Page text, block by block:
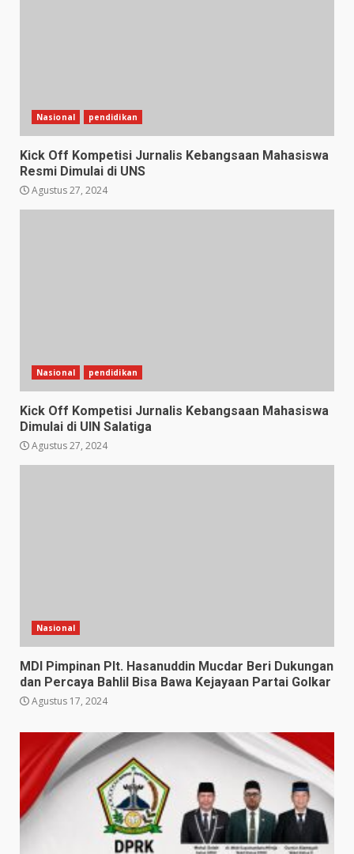
Nasional pendidikan
Kick Off Kompetisi Jurnalis Kebangsaan Mahasiswa
Resmi Dimulai di UNS
Agustus 27, 2024
Nasional pendidikan
Kick Off Kompetisi Jurnalis Kebangsaan Mahasiswa
Dimulai di UIN Salatiga
Agustus 27, 2024
Nasional
MDI Pimpinan Plt. Hasanuddin Mucdar Beri Dukungan
dan Percaya Bahlil Bisa Bawa Kejayaan Partai Golkar
Agustus 17, 2024